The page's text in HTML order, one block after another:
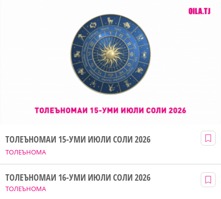
ТОЛЕЪНОМА
ТОЛЕЪНОМАИ 15-УМИ ИЮЛИ СОЛИ 2026
ТОЛЕЪНОМА
ТОЛЕЪНОМАИ 16-УМИ ИЮЛИ СОЛИ 2026